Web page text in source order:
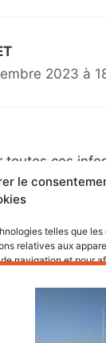
le
telles que
relatives aux
de navigation et pour
à ces
que le
de ne pas consentir
un effet négatif sur
2023 à
toutes ces
tu de la
entre le
as les infos.